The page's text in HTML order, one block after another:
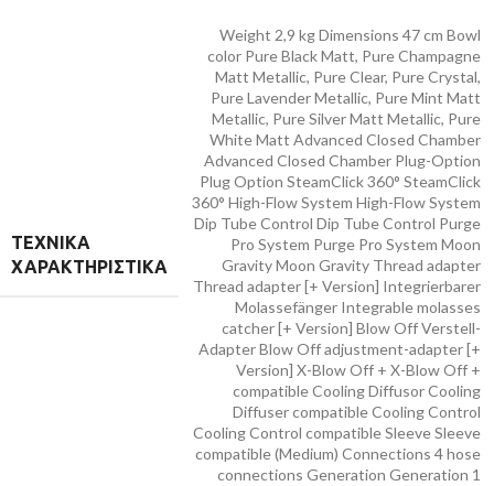
ΤΕΧΝΙΚΆ
ΧΑΡΑΚΤΗΡΙΣΤΙΚΆ
Weight 2,9 kg Dimensions 47 cm Bowl
color Pure Black Matt, Pure Champagne
Matt Metallic, Pure Clear, Pure Crystal,
Pure Lavender Metallic, Pure Mint Matt
Metallic, Pure Silver Matt Metallic, Pure
White Matt Advanced Closed Chamber
Advanced Closed Chamber Plug-Option
Plug Option SteamClick 360° SteamClick
360° High-Flow System High-Flow System
Dip Tube Control Dip Tube Control Purge
Pro System Purge Pro System Moon
Gravity Moon Gravity Thread adapter
Thread adapter [+ Version] Integrierbarer
Molassefänger Integrable molasses
catcher [+ Version] Blow Off Verstell-
Adapter Blow Off adjustment-adapter [+
Version] X-Blow Off + X-Blow Off +
compatible Cooling Diffusor Cooling
Diffuser compatible Cooling Control
Cooling Control compatible Sleeve Sleeve
compatible (Medium) Connections 4 hose
connections Generation Generation 1